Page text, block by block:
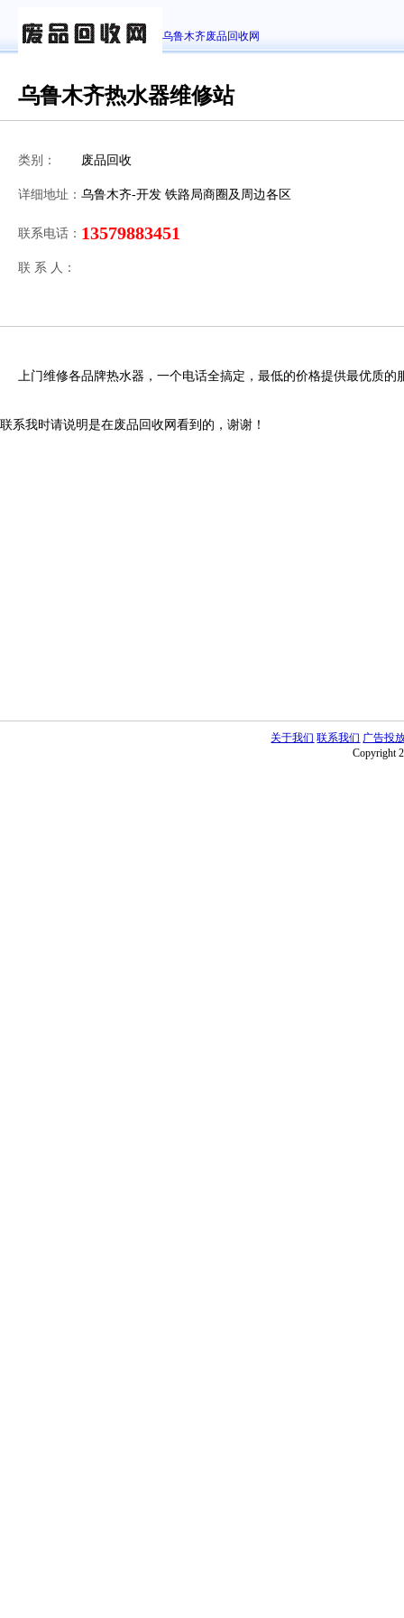
乌鲁木齐废品回收网
乌鲁木齐热水器维修站
类别： 废品回收
详细地址： 乌鲁木齐-开发 铁路局商圈及周边各区
联系电话： 13579883451
联 系 人：
上门维修各品牌热水器，一个电话全搞定，最低的价格提供最优质的
联系我时请说明是在废品回收网看到的，谢谢！
关于我们 联系我们 广告投
Copyright